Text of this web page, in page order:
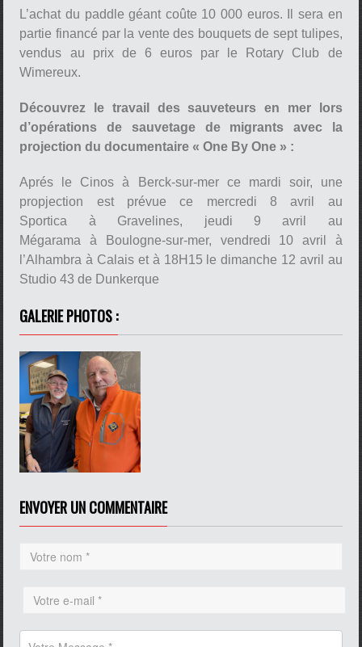
Play /
pause
Dame-de-Risban
L’achat du paddle géant coûte 10 000 euros. Il sera en
partie financé par la vente des bouquets de sept tulipes,
vendus au prix de 6 euros par le Rotary Club de
Wimereux.
Découvrez le travail des sauveteurs en mer lors
d’opérations de sauvetage de migrants avec la
projection du documentaire « One By One » :
Aprés le Cinos à Berck-sur-mer ce mardi soir, une
propjection est prévue ce mercredi 8 avril au
Sportica à Gravelines, jeudi 9 avril au
Mégarama à Boulogne-sur-mer, vendredi 10 avril à
l’Alhambra à Calais et à 18H15 le dimanche 12 avril au
Studio 43 de Dunkerque
GALERIE PHOTOS :
ENVOYER UN COMMENTAIRE